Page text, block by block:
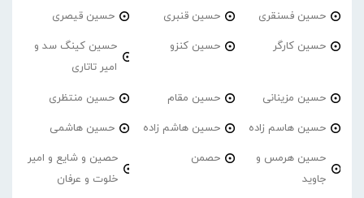
حسین فسنقری حسین قنبری حسین قیصری
حسین کارگر حسین کنزو
حسین کینگ سد و
امیر تاتاری
حسین مزینانی حسین مقام حسین منتظری
حسین هاسم زاده حسین هاشم زاده حسین هاشمی
حسین هرمس و
جاوید
حصمن
حصین و شایع و امیر
خلوت و عرفان